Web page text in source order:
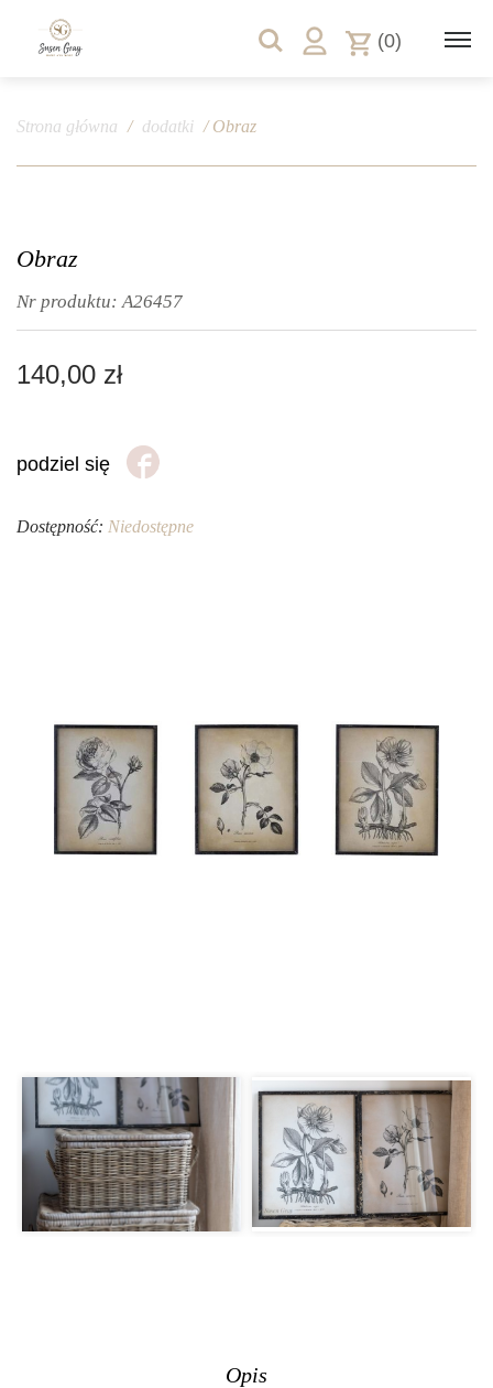
(0)
Strona główna / dodatki / Obraz
Obraz
Nr produktu:A26457
140,00 zł
podziel się
Dostępność: Niedostępne
Opis